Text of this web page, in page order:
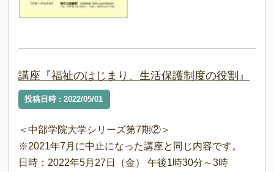
講座『福祉のはじまり、生活保護制度の役割』
投稿日時 : 2022/05/01
＜中部学院大学シリーズ第7期②＞
※2021年7月に中止になった講座と同じ内容です。
日時：2022年5月27日（金） 午後1時30分～3時